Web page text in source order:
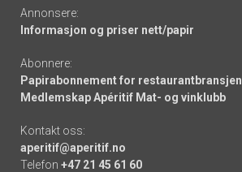
Annonsere:
Informasjon og priser nett/papir
Abonnere:
Papirabonnement for restaurantbransjen
Medlemskap Apéritif Mat- og vinklubb
Kontakt oss:
aperitif@aperitif.no
Telefon +47 21 45 61 60